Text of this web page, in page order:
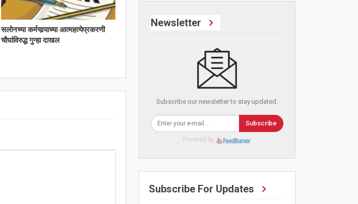
सलोनच्या कर्मचार्‍याच्या आत्महत्येप्रकरणी
चौघांविरुद्ध गुन्हा दाखल
Newsletter
Subscribe our newsletter to stay updated.
Subscribe
Powered by
Subscribe For Updates